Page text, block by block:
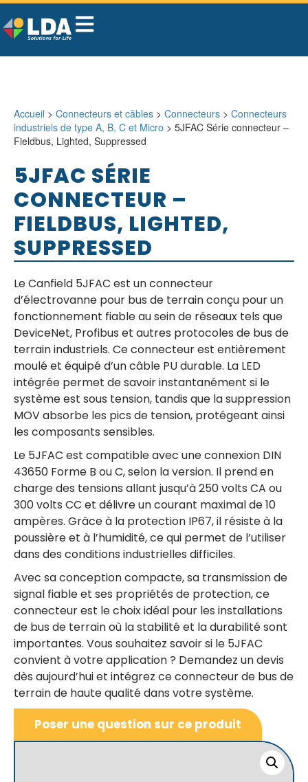
Accueil > Connecteurs et câbles > Connecteurs > Connecteurs
industriels de type A, B, C et Micro > 5JFAC Série connecteur –
Fieldbus, Lighted, Suppressed
5JFAC SÉRIE
CONNECTEUR –
FIELDBUS, LIGHTED,
SUPPRESSED
Le Canfield 5JFAC est un connecteur
d’électrovanne pour bus de terrain conçu pour un
fonctionnement fiable au sein de réseaux tels que
DeviceNet, Profibus et autres protocoles de bus de
terrain industriels. Ce connecteur est entièrement
moulé et équipé d’un câble PU durable. La LED
intégrée permet de savoir instantanément si le
système est sous tension, tandis que la suppression
MOV absorbe les pics de tension, protégeant ainsi
les composants sensibles.
Le 5JFAC est compatible avec une connexion DIN
43650 Forme B ou C, selon la version. Il prend en
charge des tensions allant jusqu’à 250 volts CA ou
300 volts CC et délivre un courant maximal de 10
ampères. Grâce à la protection IP67, il résiste à la
poussière et à l’humidité, ce qui permet de l’utiliser
dans des conditions industrielles difficiles.
Avec sa conception compacte, sa transmission de
signal fiable et ses propriétés de protection, ce
connecteur est le choix idéal pour les installations
de bus de terrain où la stabilité et la durabilité sont
importantes. Vous souhaitez savoir si le 5JFAC
convient à votre application ? Demandez un devis
dès aujourd’hui et intégrez ce connecteur de bus de
terrain de haute qualité dans votre système.
Poser une question sur ce produit